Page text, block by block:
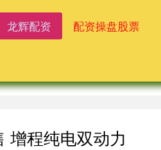
龙辉配资 配资操盘股票
增程纯电双动力